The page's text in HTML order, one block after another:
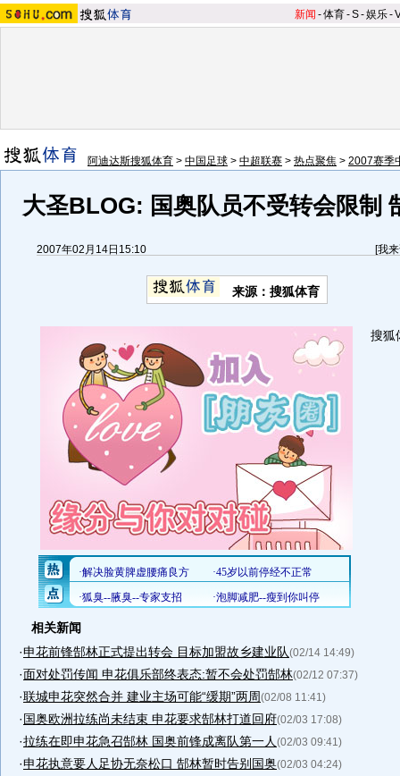
新闻 -体育-S-娱乐-
阿迪达斯搜狐体育 > 中国足球 > 中超联赛 > 热点聚焦 > 2007赛季
大圣BLOG: 国奥队员不受转会限制
2007年02月14日15:10 [我
来源：搜狐体育
搜狐
相关新闻
·申花前锋郜林正式提出转会 目标加盟故乡建业队(02/14 14:49)
·面对处罚传闻 申花俱乐部终表态:暂不会处罚郜林(02/12 07:37)
·联城申花突然合并 建业主场可能“缓期”两周(02/08 11:41)
·国奥欧洲拉练尚未结束 申花要求郜林打道回府(02/03 17:08)
·拉练在即申花急召郜林 国奥前锋成离队第一人 (02/03 09:41)
·申花执意要人足协无奈松口 郜林暂时告别国奥(02/03 04:24)